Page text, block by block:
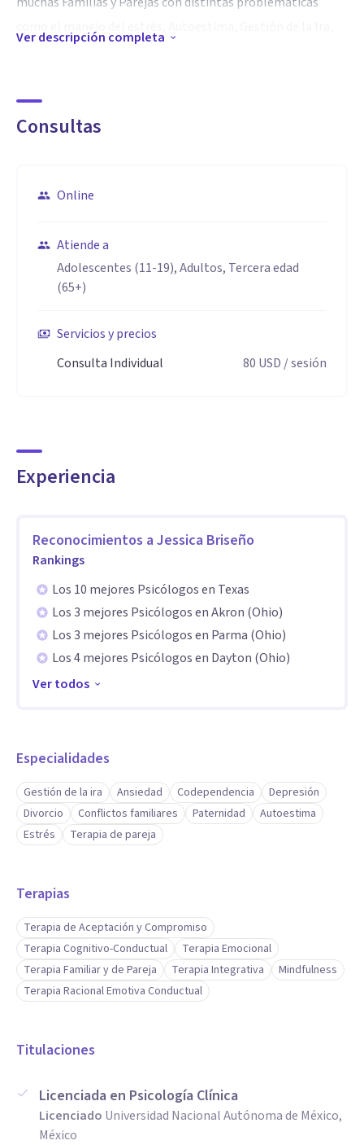
área de la Salud mental y he trabajado en distintos
contextos clínicos con niños, Adolescentes y Adultos
A lo largo de estos años me conduce una mirada
el respeto son fundamentales. Me gusta estar en formación
constante aprendiendo cada día acerca de nuevas
herramientas terapéuticas para así poder servir a cada uno
siempre a sus necesidades
Ver descripción completa
Consultas
Online
Atiende a
Adolescentes (11-19), Adultos, Tercera edad
(65+)
Servicios y precios
Consulta Individual
80 USD / sesión
Experiencia
Reconocimientos a Jessica Briseño
Rankings
Los 10 mejores Psicólogos en Texas
Los 3 mejores Psicólogos en Akron (Ohio)
Los 3 mejores Psicólogos en Parma (Ohio)
Los 4 mejores Psicólogos en Dayton (Ohio)
Ver todos
Especialidades
Gestión de la ira Ansiedad Codependencia
Depresión
Divorcio
Conflictos familiares Paternidad
Autoestima
Estrés
Terapia de pareja
Terapias
Terapia de Aceptación y Compromiso
Terapia Cognitivo-Conductual
Terapia Emocional
Terapia Familiar y de Pareja
Terapia Integrativa
Mindfulness
Terapia Racional Emotiva Conductual
Titulaciones
Licenciada en Psicología Clínica
Licenciado Universidad Nacional Autónoma de México,
México